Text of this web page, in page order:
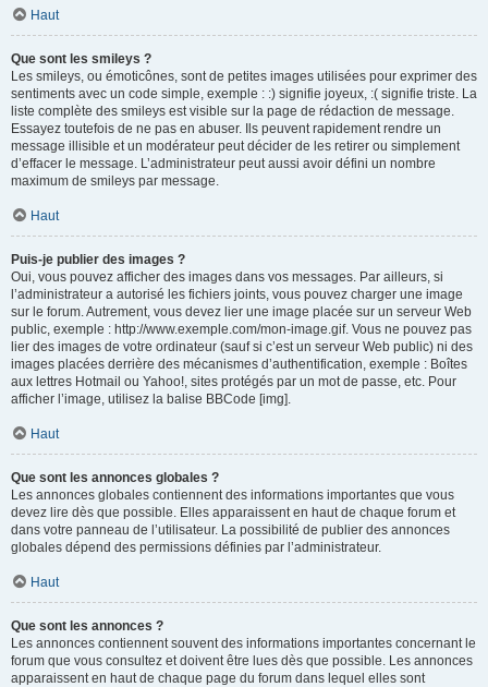
Haut
Que sont les smileys ?
Les smileys, ou émoticônes, sont de petites images utilisées pour exprimer des
sentiments avec un code simple, exemple : :) signifie joyeux, :( signifie triste. La
liste complète des smileys est visible sur la page de rédaction de message.
Essayez toutefois de ne pas en abuser. Ils peuvent rapidement rendre un
message illisible et un modérateur peut décider de les retirer ou simplement
d’effacer le message. L’administrateur peut aussi avoir défini un nombre
maximum de smileys par message.
Haut
Puis-je publier des images ?
Oui, vous pouvez afficher des images dans vos messages. Par ailleurs, si
l’administrateur a autorisé les fichiers joints, vous pouvez charger une image
sur le forum. Autrement, vous devez lier une image placée sur un serveur Web
public, exemple : http://www.exemple.com/mon-image.gif. Vous ne pouvez pas
lier des images de votre ordinateur (sauf si c’est un serveur Web public) ni des
images placées derrière des mécanismes d’authentification, exemple : Boîtes
aux lettres Hotmail ou Yahoo!, sites protégés par un mot de passe, etc. Pour
afficher l’image, utilisez la balise BBCode [img].
Haut
Que sont les annonces globales ?
Les annonces globales contiennent des informations importantes que vous
devez lire dès que possible. Elles apparaissent en haut de chaque forum et
dans votre panneau de l’utilisateur. La possibilité de publier des annonces
globales dépend des permissions définies par l’administrateur.
Haut
Que sont les annonces ?
Les annonces contiennent souvent des informations importantes concernant le
forum que vous consultez et doivent être lues dès que possible. Les annonces
apparaissent en haut de chaque page du forum dans lequel elles sont